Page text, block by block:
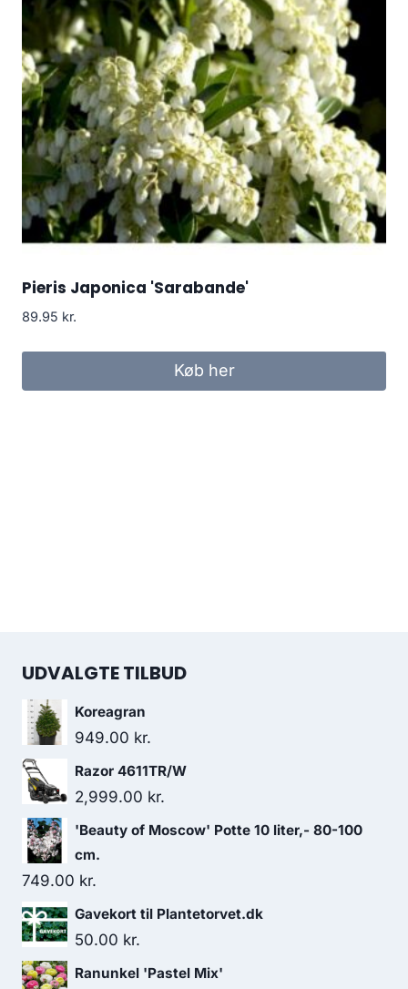
Pieris Japonica 'Sarabande'
89.95 kr.
Køb her
UDVALGTE TILBUD
Koreagran
949.00 kr.
Razor 4611TR/W
2,999.00 kr.
'Beauty of Moscow' Potte 10 liter,- 80-100
cm.
749.00 kr.
Gavekort til Plantetorvet.dk
50.00 kr.
Ranunkel 'Pastel Mix'